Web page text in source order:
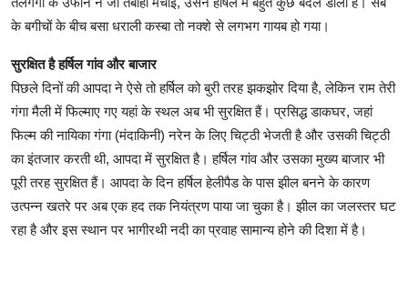
के बगीचों के बीच बसा धराली कस्बा तो नक्शे से लगभग गायब हो गया।
सुरक्षित है हर्षिल गांव और बाजार
पिछले दिनों की आपदा ने ऐसे तो हर्षिल को बुरी तरह झकझोर दिया है, लेकिन राम तेरी
गंगा मैली में फिल्माए गए यहां के स्थल अब भी सुरक्षित हैं। प्रसिद्ध डाकघर, जहां
फिल्म की नायिका गंगा (मंदाकिनी) नरेन के लिए चिट्ठी भेजती है और उसकी चिट्ठी
का इंतजार करती थी, आपदा में सुरक्षित है। हर्षिल गांव और उसका मुख्य बाजार भी
पूरी तरह सुरक्षित हैं। आपदा के दिन हर्षिल हेलीपैड के पास झील बनने के कारण
उत्पन्न खतरे पर अब एक हद तक नियंत्रण पाया जा चुका है। झील का जलस्तर घट
रहा है और इस स्थान पर भागीरथी नदी का प्रवाह सामान्य होने की दिशा में है।